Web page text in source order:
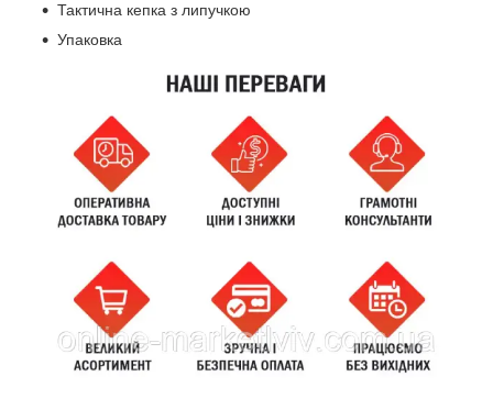
Тактична кепка з липучкою
Упаковка